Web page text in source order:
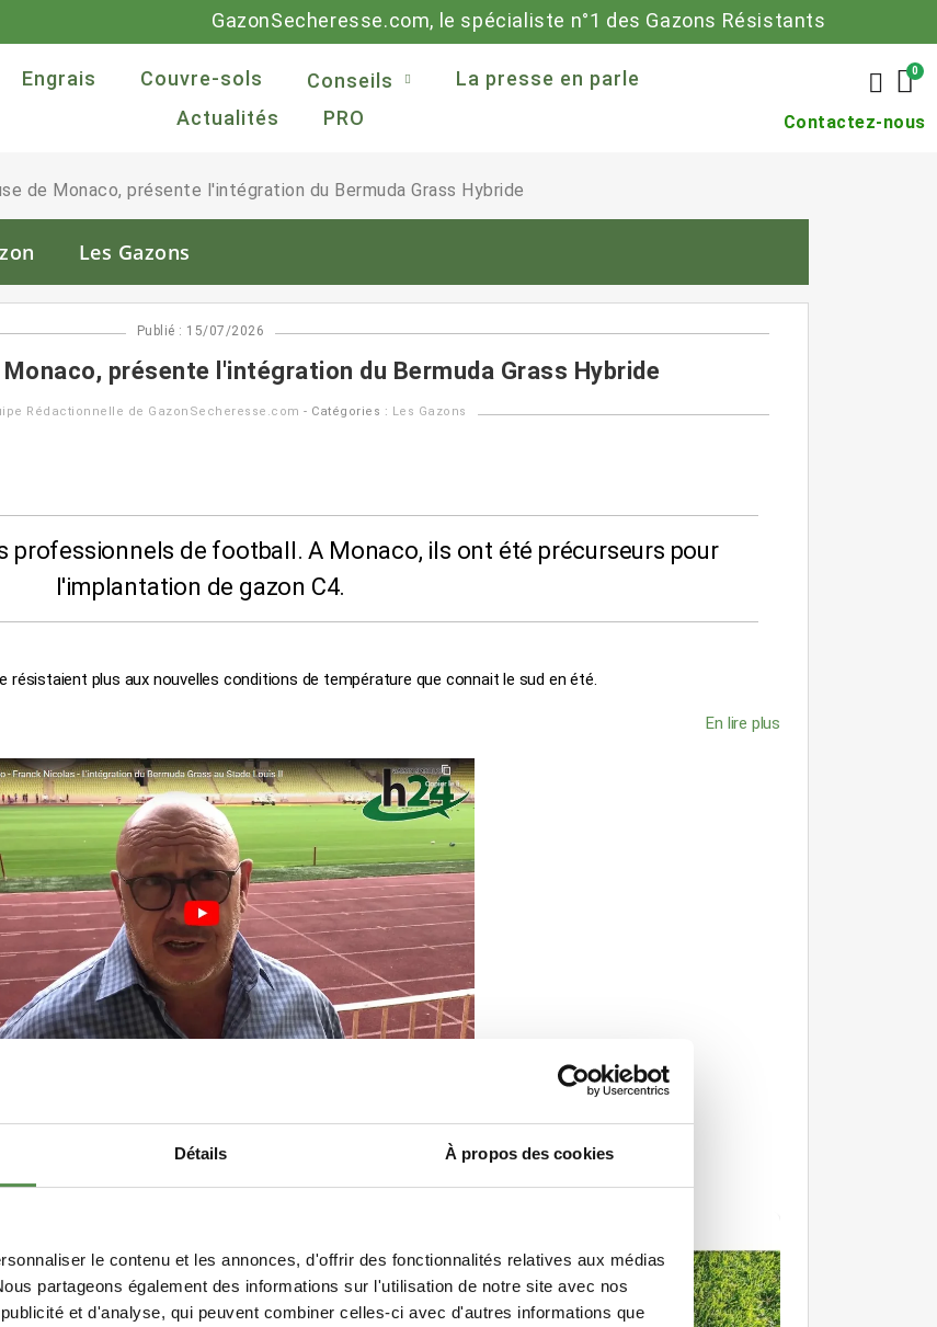
Détails À propos des cookies
le contenu et les annonces, d'offrir des fonctionnalités relatives aux médias
partageons également des informations sur l'utilisation de notre site avec nos
et d'analyse, qui peuvent combiner celles-ci avec d'autres informations que
GazonSecheresse.com, le spécialiste n°1 des Gazons Résistants
Engrais Couvre-sols Conseils
La presse en parle
Actualités
PRO Contactez-nous
de Monaco, présente l'intégration du Bermuda Grass Hybride
Les Gazons
Publié : 15/07/2026
présente l'intégration du Bermuda Grass Hybride
Rédactionnelle de GazonSecheresse.com - Catégories : Les Gazons
professionnels de football. A Monaco, ils ont été précurseurs pour
l'implantation de gazon C4.
résistaient plus aux nouvelles conditions de température que connait le sud en été.
En lire plus
/ GOLF